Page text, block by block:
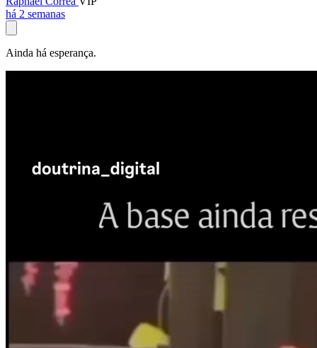
há 2 semanas
Ainda há esperança.